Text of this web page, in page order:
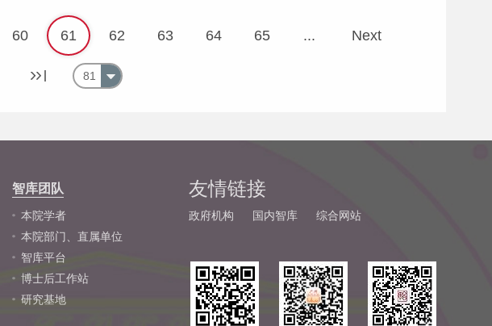
60 61 62 63 64 65 ... Next
81
智库团队
本院学者
本院部门、直属单位
智库平台
博士后工作站
研究基地
友情链接
政府机构 国内智库 综合网站